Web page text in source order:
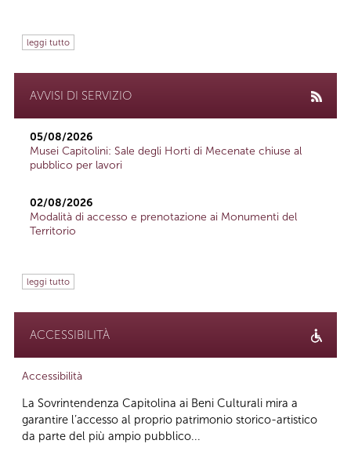
leggi tutto
AVVISI DI SERVIZIO
05/08/2026
Musei Capitolini: Sale degli Horti di Mecenate chiuse al
pubblico per lavori
02/08/2026
Modalità di accesso e prenotazione ai Monumenti del
Territorio
leggi tutto
ACCESSIBILITÀ
Accessibilità
La Sovrintendenza Capitolina ai Beni Culturali mira a
garantire l’accesso al proprio patrimonio storico-artistico
da parte del più ampio pubblico...